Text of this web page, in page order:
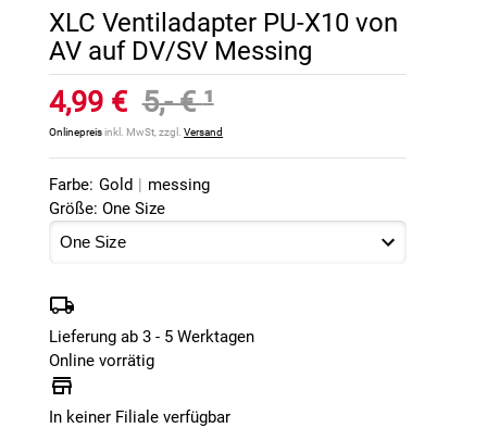
XLC Ventiladapter PU-X10 von
AV auf DV/SV Messing
4,99 € 5,- €¹
Onlinepreisinkl. MwSt, zzgl.Versand
Farbe: Gold | messing
Größe: One Size
Lieferung ab 3 - 5 Werktagen
Online vorrätig
In keiner Filiale verfügbar